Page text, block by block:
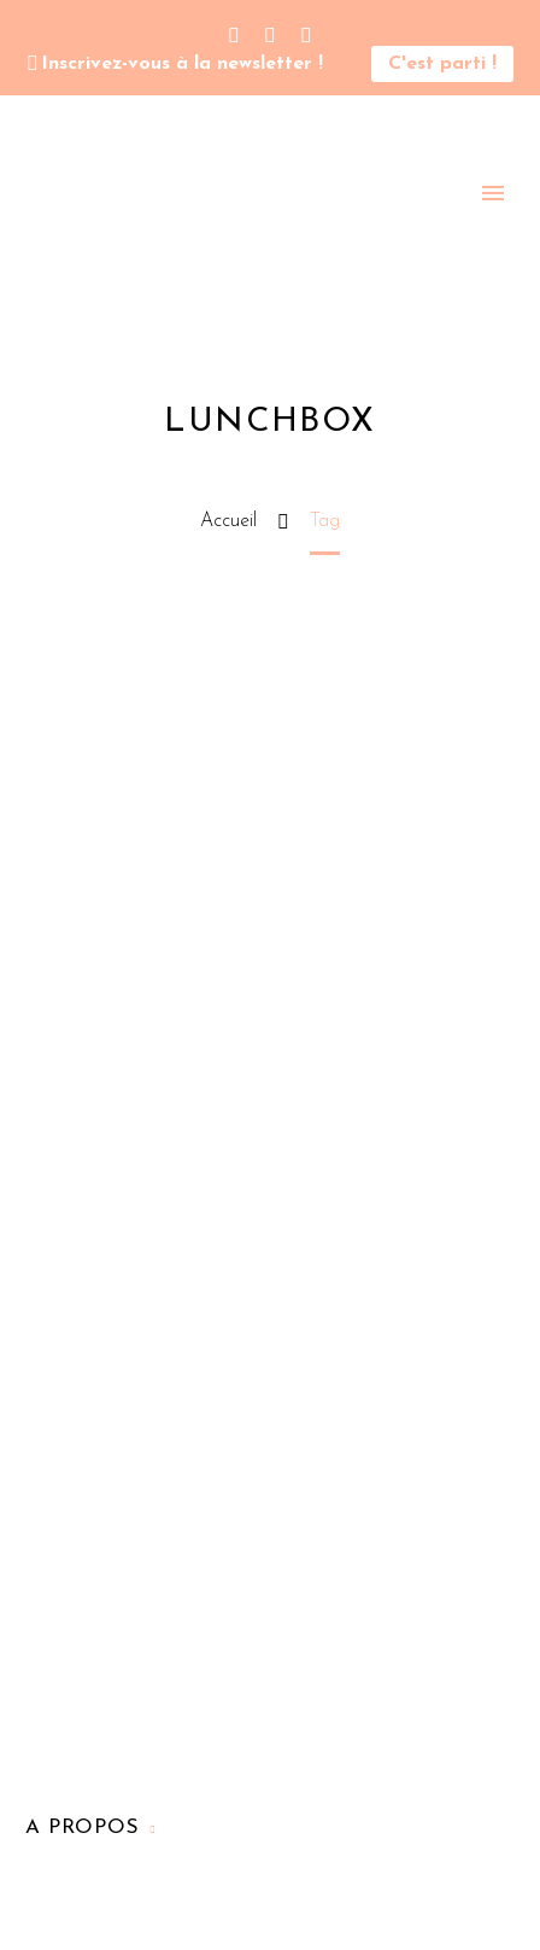
Inscrivez-vous à la newsletter ! C'est parti !
LUNCHBOX
Accueil Tag
A PROPOS